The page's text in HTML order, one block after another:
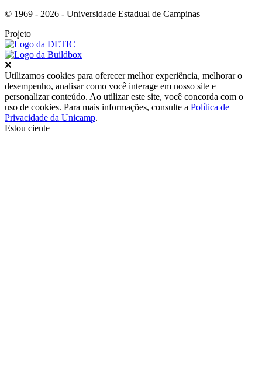
© 1969 - 2026 - Universidade Estadual de Campinas
Projeto
Utilizamos cookies para oferecer melhor experiência, melhorar o
desempenho, analisar como você interage em nosso site e
personalizar conteúdo. Ao utilizar este site, você concorda com o
uso de cookies. Para mais informações, consulte a Política de
Privacidade da Unicamp.
Estou ciente